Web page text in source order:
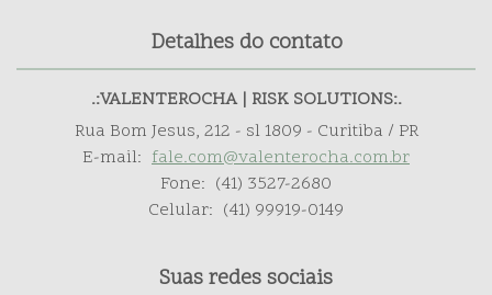
Detalhes do contato
.:VALENTEROCHA | RISK SOLUTIONS:.
Rua Bom Jesus, 212 - sl 1809 - Curitiba / PR
E-mail: fale.com@valenterocha.com.br
Fone: (41) 3527-2680
Celular: (41) 99919-0149
Suas redes sociais